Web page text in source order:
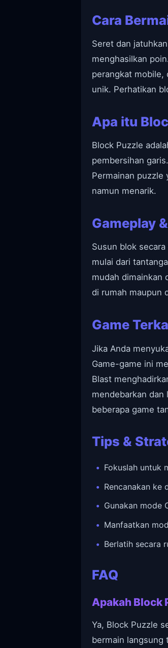
Cara
Seret dan
menghasilkan
perangkat mobile,
unik. Perhatikan
Apa itu
Block Puzzle
pembersihan
Permainan puzzle
namun menarik.
Gameplay
Susun blok
mulai dari
mudah dimainkan
di rumah maupun
Game
Jika Anda
Game-game ini
Blast
mendebarkan dan
beberapa game
Tips &
Fokuslah untuk
Rencanakan ke
Gunakan mode
Manfaatkan
Berlatih secara
FAQ
Apakah Block
Ya, Block Puzzle
bermain langsung